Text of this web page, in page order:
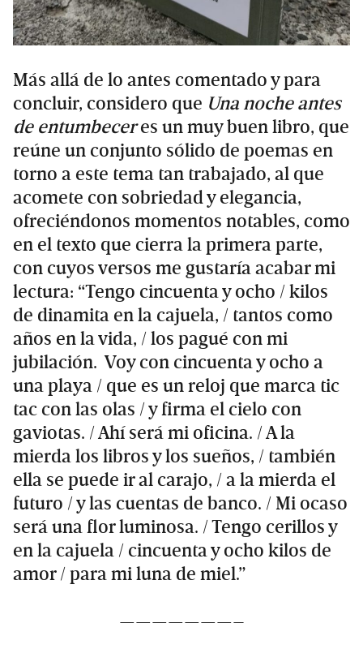
Más allá de lo antes comentado y para
concluir, considero que Una noche antes
de entumbeceres un muy buen libro, que
reúne un conjunto sólido de poemas en
torno a este tema tan trabajado, al que
acomete con sobriedad y elegancia,
ofreciéndonos momentos notables, como
en el texto que cierra la primera parte,
con cuyos versos me gustaría acabar mi
lectura: “Tengo cincuenta y ocho / kilos
de dinamita en la cajuela, / tantos como
años en la vida, / los pagué con mi
jubilación. Voy con cincuenta y ocho a
una playa / que es un reloj que marca tic
tac con las olas / y firma el cielo con
gaviotas. / Ahí será mi oficina. / A la
mierda los libros y los sueños, / también
ella se puede ir al carajo, / a la mierda el
futuro / y las cuentas de banco. / Mi ocaso
será una flor luminosa. / Tengo cerillos y
en la cajuela / cincuenta y ocho kilos de
amor / para mi luna de miel.”
———————–